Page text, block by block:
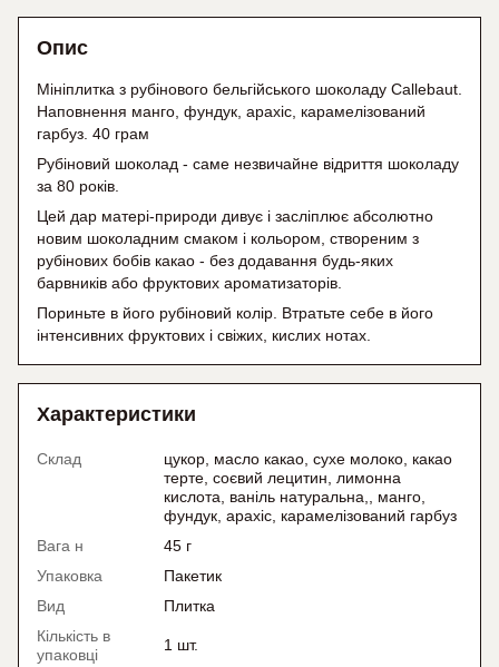
Опис
Мініплитка з рубінового бельгійського шоколаду Callebaut.
Наповнення манго, фундук, арахіс, карамелізований
гарбуз. 40 грам
Рубіновий шоколад - саме незвичайне відриття шоколаду
за 80 років.
Цей дар матері-природи дивує і засліплює абсолютно
новим шоколадним смаком і кольором, створеним з
рубінових бобів какао - без додавання будь-яких
барвників або фруктових ароматизаторів.
Пориньте в його рубіновий колір. Втратьте себе в його
інтенсивних фруктових і свіжих, кислих нотах.
Характеристики
Склад
цукор, масло какао, сухе молоко, какао
терте, соєвий лецитин, лимонна
кислота, ваніль натуральна,, манго,
фундук, арахіс, карамелізований гарбуз
Вага н
45 г
Упаковка
Пакетик
Вид
Плитка
Кількість в
упаковці
1 шт.